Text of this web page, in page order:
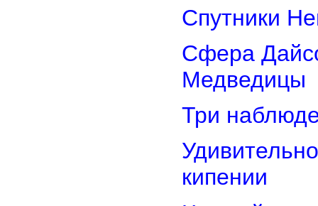
Спутники
Сфера
Медведицы
Три
кипении